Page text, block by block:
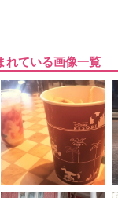
れている画像一覧